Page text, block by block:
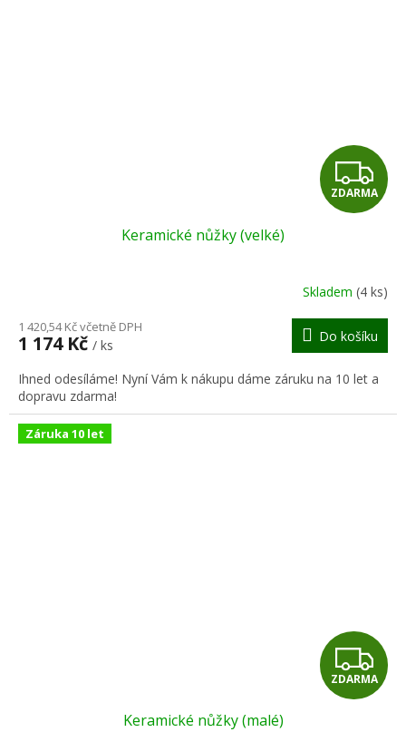
Z
D
R
M
A
ZDARMA
Keramické nůžky (velké)
Skladem (4 ks)
1 420,54 Kč včetně DPH
1 174 Kč / ks
Do košíku
Ihned odesíláme! Nyní Vám k nákupu dáme záruku na 10 let a
dopravu zdarma!
Záruka 10 let
Z
D
ZDARMA
Keramické nůžky (malé)